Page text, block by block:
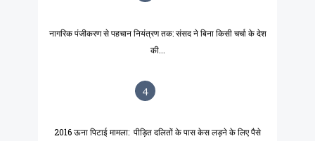
नागरिक पंजीकरण से पहचान नियंत्रण तक: संसद ने बिना किसी चर्चा के देश
की...
4
2016 ऊना पिटाई मामला: पीड़ित दलितों के पास केस लड़ने के लिए पैसे